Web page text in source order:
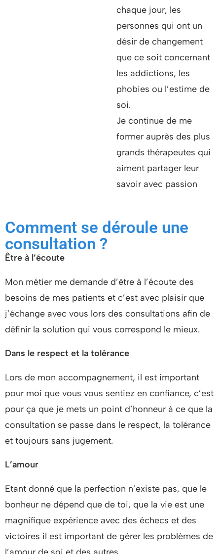
chaque jour, les
personnes qui ont un
désir de changement
que ce soit concernant
les addictions, les
phobies ou l’estime de
soi.
Je continue de me
former auprès des plus
grands thérapeutes qui
aiment partager leur
savoir avec passion
Comment se déroule une
consultation ?
Être à l’écoute
Mon métier me demande d’être à l’écoute des
besoins de mes patients et c’est avec plaisir que
j’échange avec vous lors des consultations afin de
définir la solution qui vous correspond le mieux.
Dans le respect et la tolérance
Lors de mon accompagnement, il est important
pour moi que vous vous sentiez en confiance, c’est
pour ça que je mets un point d’honneur à ce que la
consultation se passe dans le respect, la tolérance
et toujours sans jugement.
L’amour
Etant donné que la perfection n’existe pas, que le
bonheur ne dépend que de toi, que la vie est une
magnifique expérience avec des échecs et des
victoires il est important de gérer les problèmes de